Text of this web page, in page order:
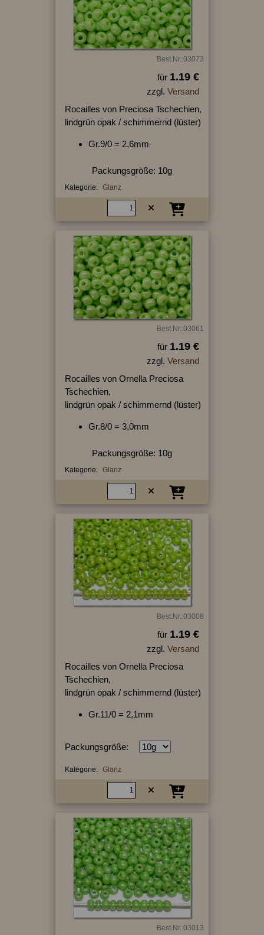
Best.Nr.:03073
für 1.19 €
zzgl. Versand
Rocailles von Preciosa Tschechien,
lindgrün opak / schimmernd (lüster)
Gr.9/0 = 2,6mm
Packungsgröße: 10g
Kategorie: Glanz
Best.Nr.:03061
für 1.19 €
zzgl. Versand
Rocailles von Ornella Preciosa
Tschechien,
lindgrün opak / schimmernd (lüster)
Gr.8/0 = 3,0mm
Packungsgröße: 10g
Kategorie: Glanz
Best.Nr.:03008
für 1.19 €
zzgl. Versand
Rocailles von Ornella Preciosa
Tschechien,
lindgrün opak / schimmernd (lüster)
Gr.11/0 = 2,1mm
Packungsgröße:
Kategorie: Glanz
Best.Nr.:03013